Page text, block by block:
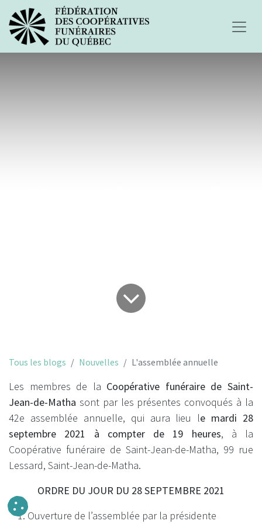
Tous les blogs Nouvelles L'assemblée annuelle
Les membres de la Coopérative funéraire de Saint-
Jean-de-Matha sont par les présentes convoqués à la
42e assemblée annuelle, qui aura lieu le mardi 28
septembre 2021 à compter de 19 heures, à la
Coopérative funéraire de Saint-Jean-de-Matha, 99 rue
Lessard, Saint-Jean-de-Matha.
ORDRE DU JOUR DU 28 SEPTEMBRE 2021
Ouverture de l’assemblée par la présidente